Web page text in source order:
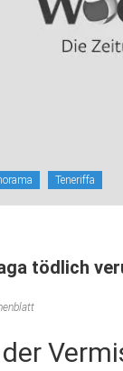
Teneriffa
tödlich